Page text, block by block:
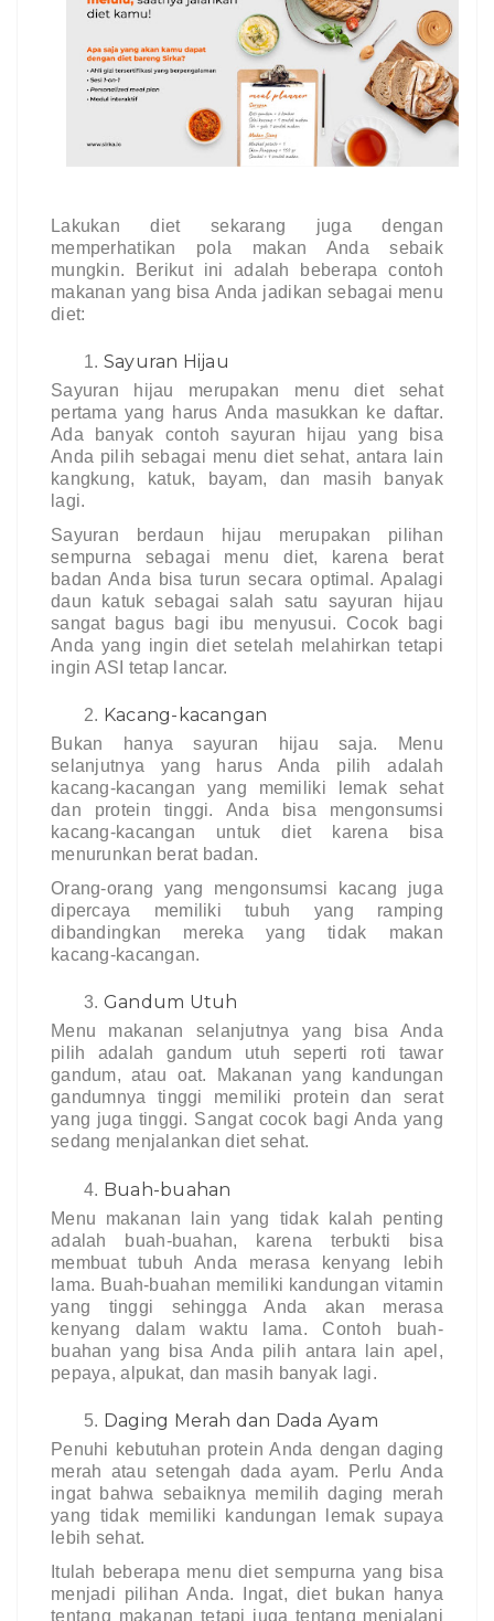
Lakukan diet sekarang juga dengan
memperhatikan pola makan Anda sebaik
mungkin. Berikut ini adalah beberapa contoh
makanan yang bisa Anda jadikan sebagai menu
diet:
Sayuran Hijau
Sayuran hijau merupakan menu diet sehat
pertama yang harus Anda masukkan ke daftar.
Ada banyak contoh sayuran hijau yang bisa
Anda pilih sebagai menu diet sehat, antara lain
kangkung, katuk, bayam, dan masih banyak
lagi.
Sayuran berdaun hijau merupakan pilihan
sempurna sebagai menu diet, karena berat
badan Anda bisa turun secara optimal. Apalagi
daun katuk sebagai salah satu sayuran hijau
sangat bagus bagi ibu menyusui. Cocok bagi
Anda yang ingin diet setelah melahirkan tetapi
ingin ASI tetap lancar.
Kacang-kacangan
Bukan hanya sayuran hijau saja. Menu
selanjutnya yang harus Anda pilih adalah
kacang-kacangan yang memiliki lemak sehat
dan protein tinggi. Anda bisa mengonsumsi
kacang-kacangan untuk diet karena bisa
menurunkan berat badan.
Orang-orang yang mengonsumsi kacang juga
dipercaya memiliki tubuh yang ramping
dibandingkan mereka yang tidak makan
kacang-kacangan.
Gandum Utuh
Menu makanan selanjutnya yang bisa Anda
pilih adalah gandum utuh seperti roti tawar
gandum, atau oat. Makanan yang kandungan
gandumnya tinggi memiliki protein dan serat
yang juga tinggi. Sangat cocok bagi Anda yang
sedang menjalankan diet sehat.
Buah-buahan
Menu makanan lain yang tidak kalah penting
adalah buah-buahan, karena terbukti bisa
membuat tubuh Anda merasa kenyang lebih
lama. Buah-buahan memiliki kandungan vitamin
yang tinggi sehingga Anda akan merasa
kenyang dalam waktu lama. Contoh buah-
buahan yang bisa Anda pilih antara lain apel,
pepaya, alpukat, dan masih banyak lagi.
Daging Merah dan Dada Ayam
Penuhi kebutuhan protein Anda dengan daging
merah atau setengah dada ayam. Perlu Anda
ingat bahwa sebaiknya memilih daging merah
yang tidak memiliki kandungan lemak supaya
lebih sehat.
Itulah beberapa menu diet sempurna yang bisa
menjadi pilihan Anda. Ingat, diet bukan hanya
tentang makanan tetapi juga tentang menjalani